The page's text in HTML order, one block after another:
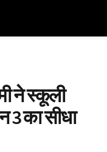
ने स्कूली
3 का सीधा